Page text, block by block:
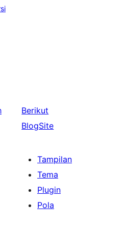
Berikut
BlogSite
Tampilan
Tema
Plugin
Pola